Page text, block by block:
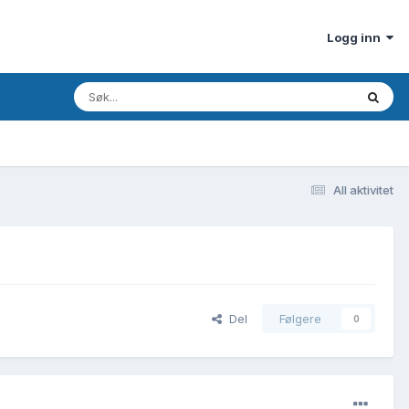
Logg inn
All aktivitet
Del Følgere 0